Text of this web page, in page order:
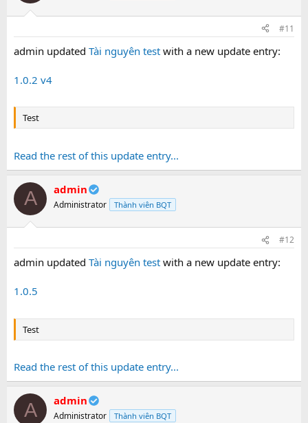
#11
admin updated Tài nguyên test with a new update entry:
1.0.2 v4
Test
Read the rest of this update entry...
A admin
Administrator Thành viên BQT
#12
admin updated Tài nguyên test with a new update entry:
1.0.5
Test
Read the rest of this update entry...
A admin
Administrator Thành viên BQT